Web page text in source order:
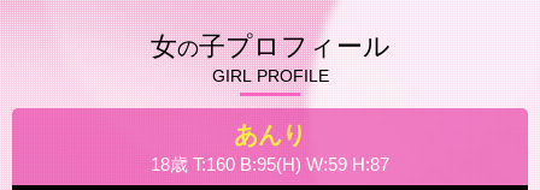
女の子プロフィール
GIRL PROFILE
あんり
18歳 T:160 B:95(H) W:59 H:87